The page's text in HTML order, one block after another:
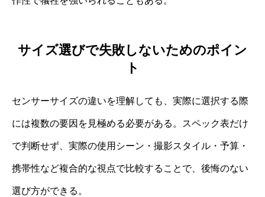
サイズ選びで失敗しないためのポイン
ト
センサーサイズの違いを理解しても、実際に選択する際
には複数の要因を見極める必要がある。スペック表だけ
で判断せず、実際の使用シーン・撮影スタイル・予算・
携帯性など複合的な視点で比較することで、後悔のない
選び方ができる。